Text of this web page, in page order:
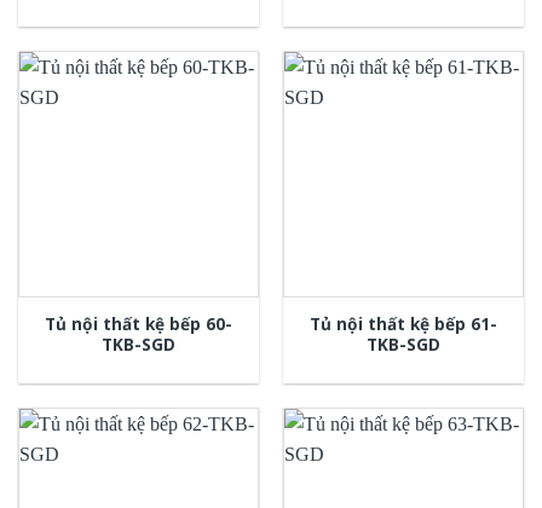
Tủ nội thất kệ bếp 60-
TKB-SGD
Tủ nội thất kệ bếp 61-
TKB-SGD